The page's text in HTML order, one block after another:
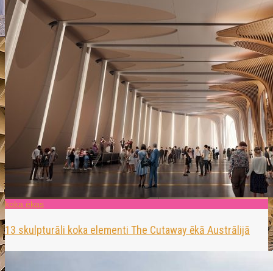
koka ēkas
13 skulpturāli koka elementi The Cutaway ēkā Austrālijā